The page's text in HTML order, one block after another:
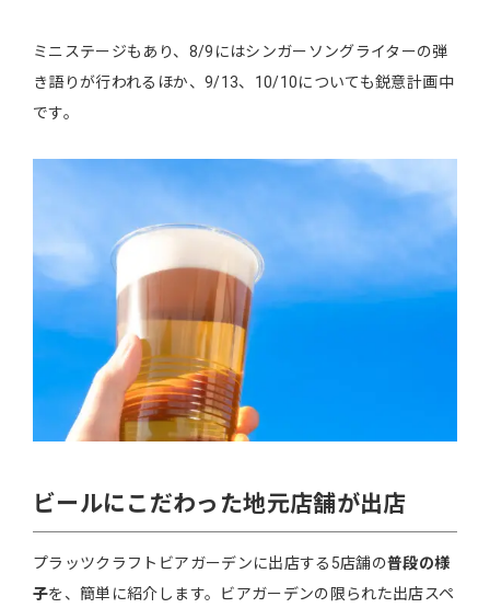
ミニステージもあり、8/9にはシンガーソングライターの弾
き語りが行われるほか、9/13、10/10についても鋭意計画中
です。
ビールにこだわった地元店舗が出店
プラッツクラフトビアガーデンに出店する5店舗の普段の様
子を、簡単に紹介します。ビアガーデンの限られた出店スペ